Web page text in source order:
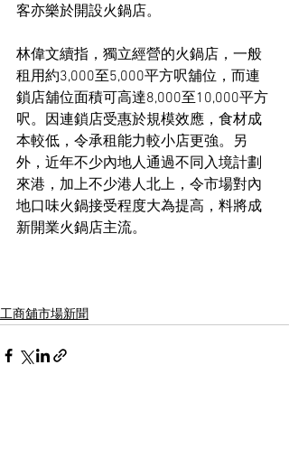
客亦樂於開設火鍋店。
林偉文續指，獨立經營的火鍋店，一般
租用約3,000至5,000平方呎舖位，而連
鎖店舖位面積可高達8,000至10,000平方
呎。因連鎖店受惠於規模效應，食材成
本較低，令承租能力較小店更強。另
外，近年不少內地人通過不同入境計劃
來港，加上不少港人北上，令市場對內
地口味火鍋接受程度大為提高，料將成
新開業火鍋店主流。
工商舖市場新聞